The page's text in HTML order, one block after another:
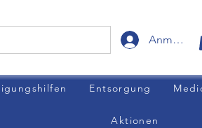
Anmelden
Entsorgung
Aktionen